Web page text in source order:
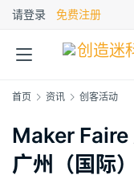
请登录 免费注册
首页 资讯 创客活动
Maker Faire
广州（国际